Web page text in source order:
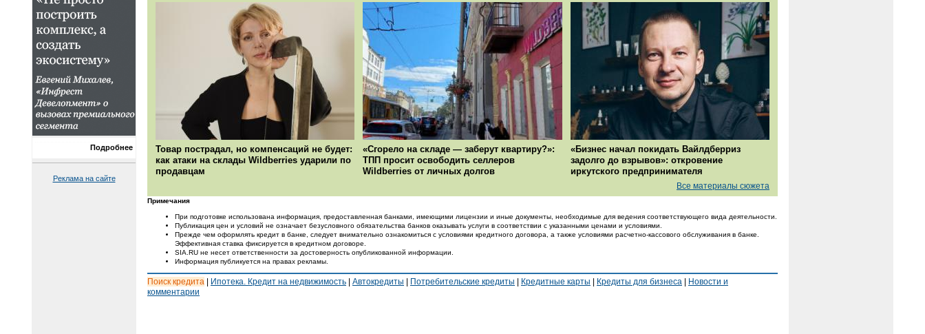
Подробнее
Реклама на сайте
Товар пострадал, но компенсаций не будет:
как атаки на склады Wildberries ударили по
продавцам
«Сгорело на складе — заберут квартиру?»:
ТПП просит освободить селлеров
Wildberries от личных долгов
«Бизнес начал покидать Вайлдберриз
задолго до взрывов»: откровение
иркутского предпринимателя
Все материалы сюжета
Примечания
При подготовке использована информация, предоставленная банками, имеющими лицензии и иные документы, необходимые для ведения соответствующего вида деятельности.
Публикация цен и условий не означает безусловного обязательства банков оказывать услуги в соответствии с указанными ценами и условиями.
Прежде чем оформлять кредит в банке, следует внимательно ознакомиться с условиями кредитного договора, а также условиями расчетно-кассового обслуживания в банке.
Эффективная ставка фиксируется в кредитном договоре.
SIA.RU не несет ответственности за достоверность опубликованной информации.
Информация публикуется на правах рекламы.
Поиск кредита Ипотека. Кредит на недвижимость Автокредиты Потребительские кредиты Кредитные карты Кредиты для бизнеса
Новости и
комментарии